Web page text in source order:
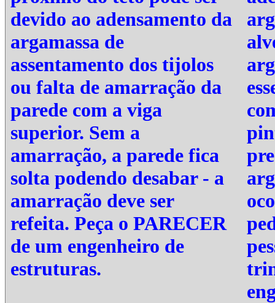
devido ao adensamento da
argamassa de
assentamento dos tijolos
ou falta de amarração da
parede com a viga
superior. Sem a
amarração, a parede fica
solta podendo desabar - a
amarração deve ser
refeita. Peça o PARECER
de um engenheiro de
estruturas.